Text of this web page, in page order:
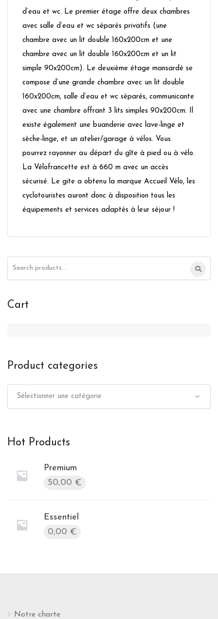
d’eau et wc. Le premier étage offre deux chambres
avec salle d’eau et wc séparés privatifs (une
chambre avec un lit double 160x200cm et une
chambre avec un lit double 160x200cm et un lit
simple 90x200cm). Le deuxième étage mansardé se
compose d’une grande chambre avec un lit double
160x200cm, salle d’eau et wc séparés, communicante
avec une chambre offrant 3 lits simples 90x200cm. Il
existe également une buanderie avec lave-linge et
sèche-linge, et un atelier/garage à vélos. Vous
pourrez rayonner au départ du gîte à pied ou à vélo.
La Vélofrancette est à 660 m avec un accès
sécurisé. Le gite a obtenu la marque Accueil Vélo, les
cyclotouristes auront donc à disposition tous les
équipements et services adaptés à leur séjour !
Cart
Product categories
Sélectionner une catégorie
Hot Products
Premium
50,00 €
Essentiel
0,00 €
Notre charte